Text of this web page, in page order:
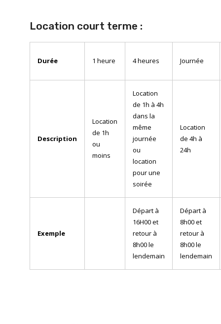
Location court terme :
Durée 1 heure 4 heures Journée
Description
Location
de 1h
ou
moins
Location
de 1h à 4h
dans la
même
journée
ou
location
pour une
soirée
Location
de 4h à
24h
Exemple
Départ à
16H00 et
retour à
8h00 le
lendemain
Départ à
8h00 et
retour à
8h00 le
lendemain